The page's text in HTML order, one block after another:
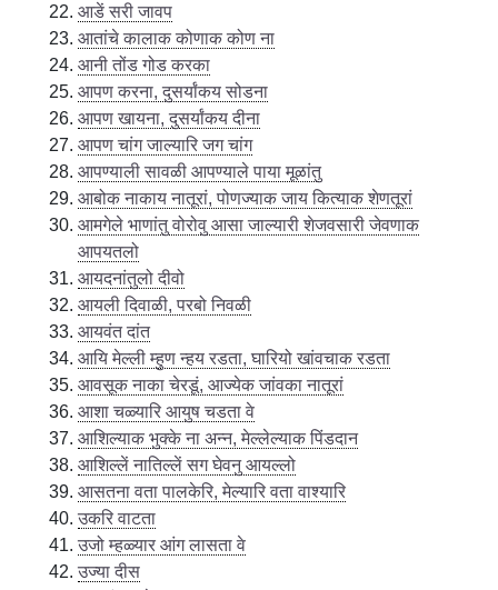
आडें सरी जावप
आतांचे कालाक कोणाक कोण ना
आनी तोंड गोड करका
आपण करना, दुसर्यांकय सोडना
आपण खायना, दुसर्यांकय दीना
आपण चांग जाल्यारि जग चांग
आपण्याली सावळी आपण्याले पाया मूळांतु
आबोक नाकाय नातूरां, पोणज्याक जाय कित्याक शेणतूरां
आमगेले भाणांतु वोरोवु आसा जाल्यारी शेजवसारी जेवणाक
आपयतलो
आयदनांतुलो दीवो
आयली दिवाळी, परबो निवळी
आयवंत दांत
आयि मेल्ली म्हुण न्हय रडता, घारियो खांवचाक रडता
आवसूक नाका चेरडूं, आज्येक जांवका नातूरां
आशा चळ्यारि आयुष चडता वे
आशिल्याक भुक्के ना अन्न, मेल्लेल्याक पिंडदान
आशिल्लें नातिल्लें सग घेवनु आयल्लो
आसतना वता पालकेरि, मेल्यारि वता वाश्यारि
उकरि वाटता
उजो म्हळ्यार आंग लासता वे
उज्या दीस